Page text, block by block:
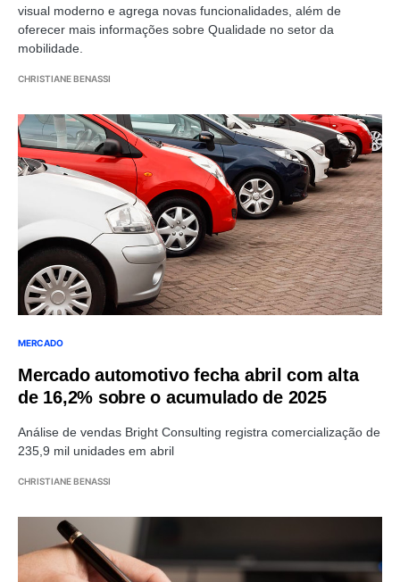
visual moderno e agrega novas funcionalidades, além de
oferecer mais informações sobre Qualidade no setor da
mobilidade.
CHRISTIANE BENASSI
MERCADO
Mercado automotivo fecha abril com alta
de 16,2% sobre o acumulado de 2025
Análise de vendas Bright Consulting registra comercialização de
235,9 mil unidades em abril
CHRISTIANE BENASSI